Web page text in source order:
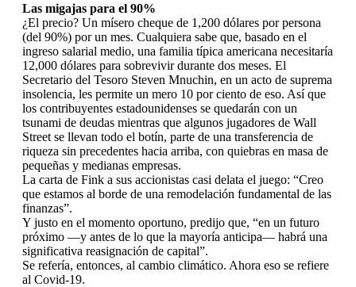
Las migajas para el 90%
¿El precio? Un mísero cheque de 1,200 dólares por persona
(del 90%) por un mes. Cualquiera sabe que, basado en el
ingreso salarial medio, una familia típica americana necesitaría
12,000 dólares para sobrevivir durante dos meses. El
Secretario del Tesoro Steven Mnuchin, en un acto de suprema
insolencia, les permite un mero 10 por ciento de eso. Así que
los contribuyentes estadounidenses se quedarán con un
tsunami de deudas mientras que algunos jugadores de Wall
Street se llevan todo el botín, parte de una transferencia de
riqueza sin precedentes hacia arriba, con quiebras en masa de
pequeñas y medianas empresas.
La carta de Fink a sus accionistas casi delata el juego: “Creo
que estamos al borde de una remodelación fundamental de las
finanzas”.
Y justo en el momento oportuno, predijo que, “en un futuro
próximo —y antes de lo que la mayoría anticipa— habrá una
significativa reasignación de capital”.
Se refería, entonces, al cambio climático. Ahora eso se refiere
al Covid-19.